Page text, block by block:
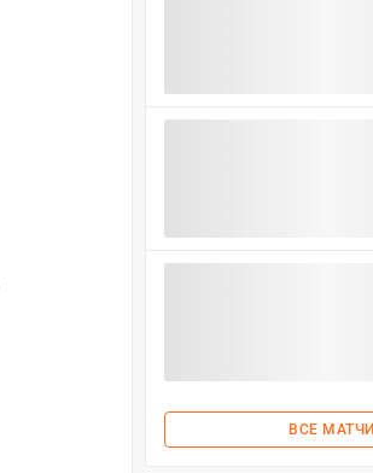
ВСЕ МАТЧИ